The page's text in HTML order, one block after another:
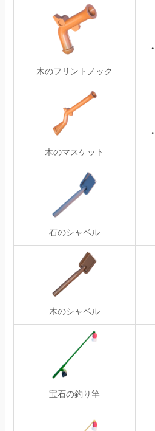
木のフリントノック
・
木のマスケット
・
石のシャベル
木のシャベル
宝石の釣り竿